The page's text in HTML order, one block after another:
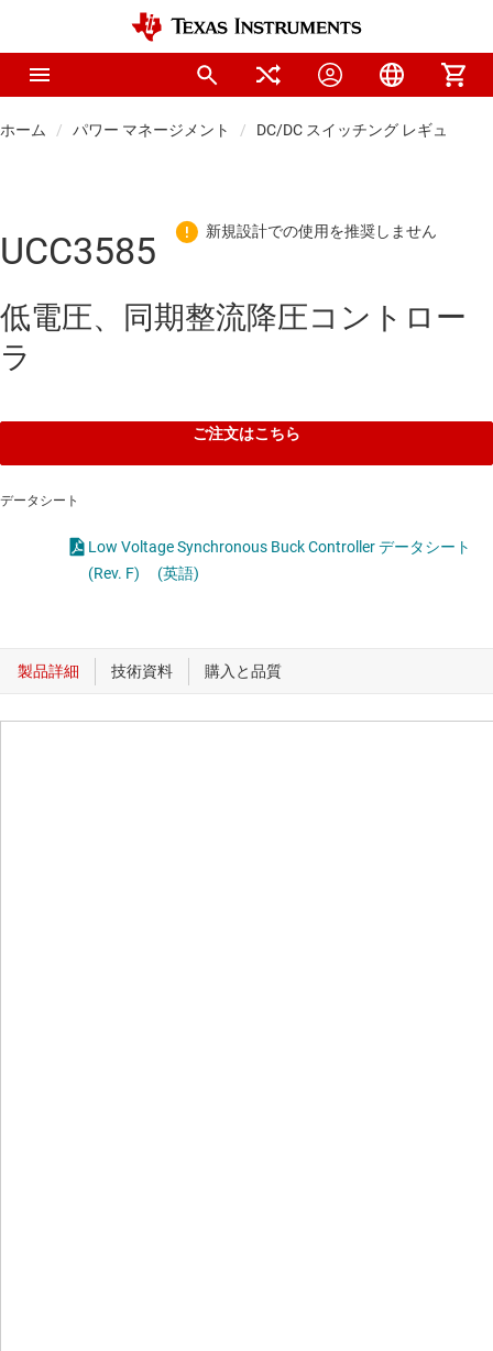
ホーム パワー マネージメント DC/DC スイッチング レギュレータ
UCC3585
低電圧、同期整流降圧コントロー
ラ
ご注文はこちら
データシート
Low Voltage Synchronous Buck Controller データシート
(Rev. F)
(英語)